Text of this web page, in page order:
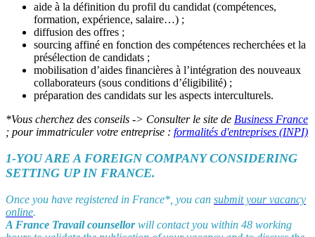
aide à la définition du profil du candidat (compétences,
formation, expérience, salaire…) ;
diffusion des offres ;
sourcing affiné en fonction des compétences recherchées et la
présélection de candidats ;
mobilisation d’aides financières à l’intégration des nouveaux
collaborateurs (sous conditions d’éligibilité) ;
préparation des candidats sur les aspects interculturels.
*Vous cherchez des conseils -> Consulter le site de Business France
; pour immatriculer votre entreprise : formalités d'entreprises (INPI)
1-YOU ARE A FOREIGN COMPANY CONSIDERING
SETTING UP IN FRANCE.
Once you have registered in France*, you can submit your vacancy
online.
A France Travail counsellorwill contact you within 48 working